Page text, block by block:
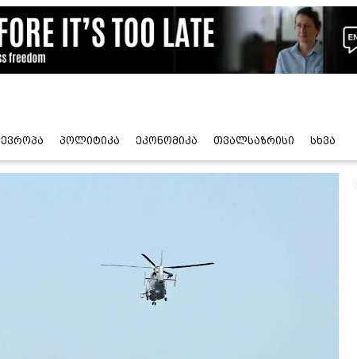
ევროპა პოლიტიკა ეკონომიკა თვალსაზრისი სხვა